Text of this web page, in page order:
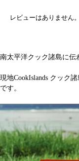
レビューはありません。
南太平洋クック諸島に伝
現地CookIslands クック
です。